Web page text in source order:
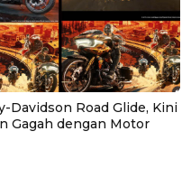
Davidson Road Glide, Kini
Gagah dengan Motor